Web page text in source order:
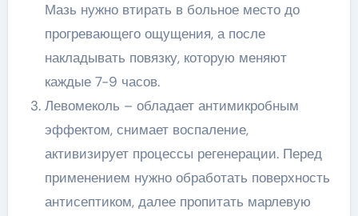
Мазь нужно втирать в больное место до
прогревающего ощущения, а после
накладывать повязку, которую меняют
каждые 7-9 часов.
Левомеколь – обладает антимикробным
эффектом, снимает воспаление,
активизирует процессы регенерации. Перед
применением нужно обработать поверхность
антисептиком, далее пропитать марлевую